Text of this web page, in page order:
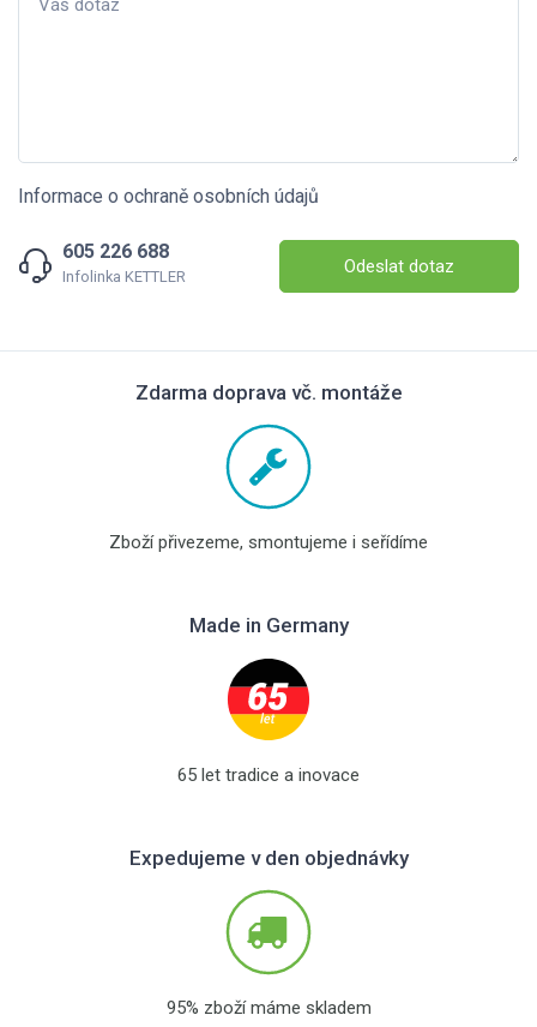
Informace o ochraně osobních údajů
605 226 688
Infolinka KETTLER Odeslat dotaz
Zdarma doprava vč. montáže
Zboží přivezeme, smontujeme i seřídíme
Made in Germany
65 let tradice a inovace
Expedujeme v den objednávky
95% zboží máme skladem